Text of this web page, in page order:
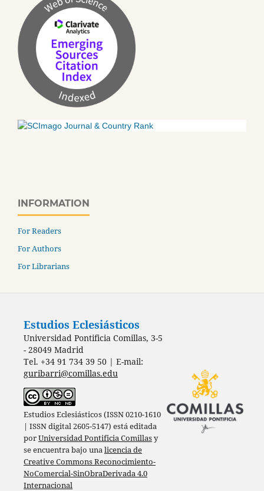
INFORMATION
For Readers
For Authors
For Librarians
Estudios Eclesiásticos
Universidad Pontificia Comillas, 3-5
- 28049 Madrid
Tel. +34 91 734 39 50 | E-mail:
guribarri@comillas.edu
Estudios Eclesiásticos (ISSN 0210-1610
| ISSN digital 2605-5147) está editada
porUniversidad Pontificia Comillasy
se encuentra bajo unalicencia de
Creative Commons Reconocimiento-
NoComercial-SinObraDerivada 4.0
Internacional